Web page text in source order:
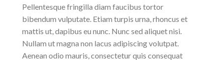
Pellentesque fringilla diam faucibus tortor
bibendum vulputate. Etiam turpis urna, rhoncus et
mattis ut, dapibus eu nunc. Nunc sed aliquet nisi.
Nullam ut magna non lacus adipiscing volutpat.
Aenean odio mauris, consectetur quis consequat